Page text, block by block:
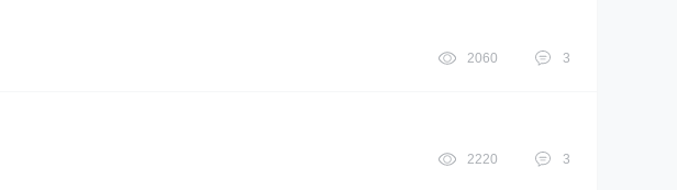
2060 3
2220 3